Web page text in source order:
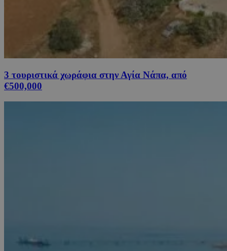
3 τουριστικά χωράφια στην Αγία Νάπα, από
€500,000